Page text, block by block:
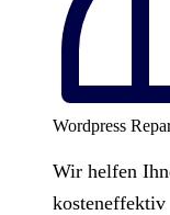
Wordpress
Wir helfen
kosteneffektiv